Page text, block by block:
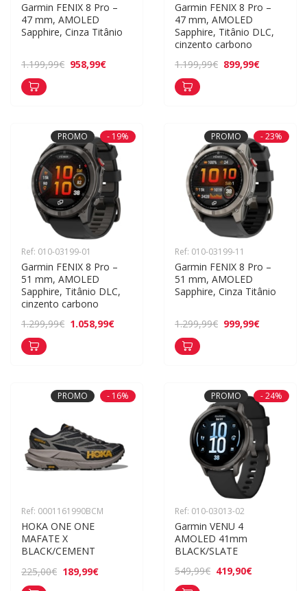
Garmin FENIX 8 Pro –
47 mm, AMOLED
Sapphire, Cinza Titânio
1.199,99€ 958,99€
Garmin FENIX 8 Pro –
47 mm, AMOLED
Sapphire, Titânio DLC,
cinzento carbono
1.199,99€ 899,99€
PROMO - 19%
Ref: 010-03199-01
Garmin FENIX 8 Pro –
51 mm, AMOLED
Sapphire, Titânio DLC,
cinzento carbono
1.299,99€ 1.058,99€
PROMO - 23%
Ref: 010-03199-11
Garmin FENIX 8 Pro –
51 mm, AMOLED
Sapphire, Cinza Titânio
1.299,99€ 999,99€
PROMO - 16%
Ref: 0001161990BCM
HOKA ONE ONE
MAFATE X
BLACK/CEMENT
225,00€ 189,99€
PROMO - 24%
Ref: 010-03013-02
Garmin VENU 4
AMOLED 41mm
BLACK/SLATE
549,99€ 419,90€